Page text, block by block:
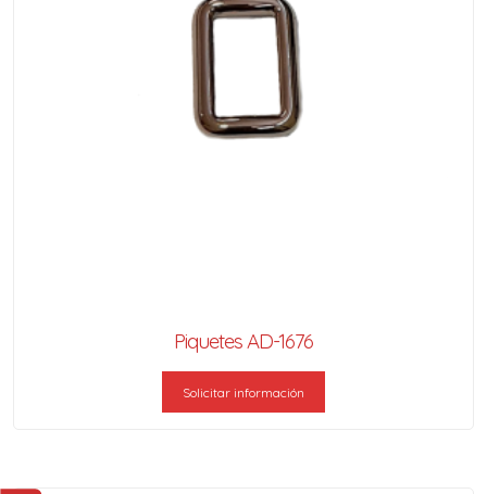
Piquetes AD-1676
Solicitar información